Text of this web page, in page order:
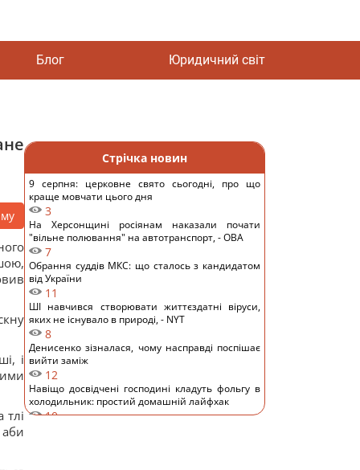
Блог Юридичний світ
і
Стрічка новин
9 серпня: церковне свято сьогодні, про що
краще мовчати цього дня
3
На Херсонщині росіянам наказали почати
"вільне полювання" на автотранспорт, - ОВА
7
Обрання суддів МКС: що сталось з кандидатом
від України
11
ШІ навчився створювати життєздатні віруси,
яких не існувало в природі, - NYT
8
Денисенко зізналася, чому насправді поспішає
вийти заміж
12
Навіщо досвідчені господині кладуть фольгу в
холодильник: простий домашній лайфхак
10